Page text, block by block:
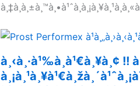
à¸‹à¸·à¹‰à¸­à¹€à¸¥à¸¢ !!